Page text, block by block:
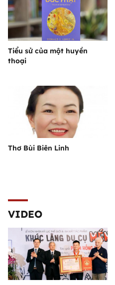
Tiểu sử của một huyền
thoại
Thơ Bùi Biên Linh
VIDEO